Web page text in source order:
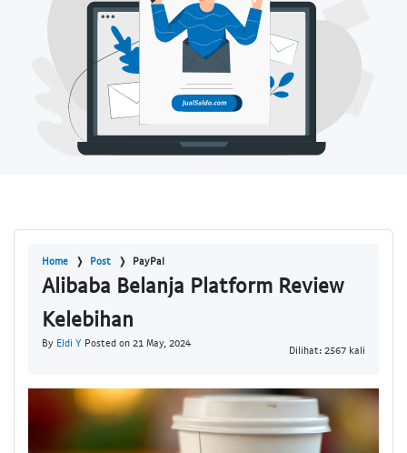
Home Post PayPal
Alibaba Belanja Platform Review
Kelebihan
By Eldi Y Posted on 21 May, 2024
Dilihat: 2567 kali